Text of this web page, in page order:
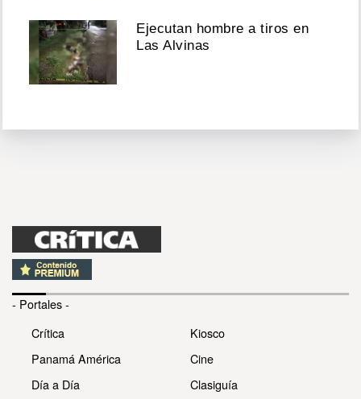
Ejecutan hombre a tiros en
Las Alvinas
- Portales -
Crítica
Panamá América
Día a Día
Kiosco
Cine
Clasiguía